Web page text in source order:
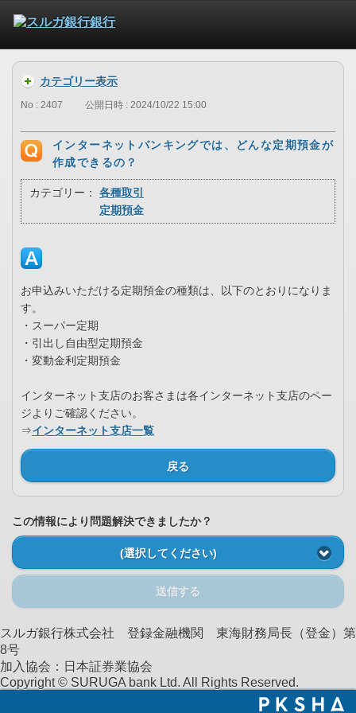
カテゴリー表示
No : 2407 公開日時 : 2024/10/22 15:00
インターネットバンキングでは、どんな定期預金が
作成できるの？
カテゴリー：
各種取引
定期預金
お申込みいただける定期預金の種類は、以下のとおりになりま
す。
・スーパー定期
・引出し自由型定期預金
・変動金利定期預金
インターネット支店のお客さまは各インターネット支店のペー
ジよりご確認ください。
⇒インターネット支店一覧
戻る
この情報により問題解決できましたか？
(選択してください)
送信する
スルガ銀行株式会社 登録金融機関 東海財務局長（登金）第
8号
加入協会：日本証券業協会
Copyright © SURUGA bank Ltd. All Rights Reserved.